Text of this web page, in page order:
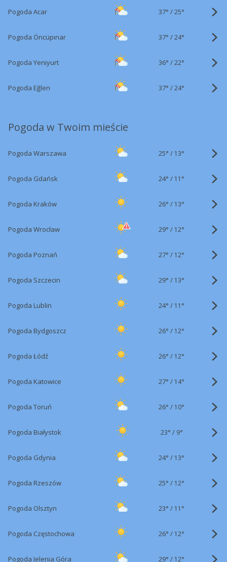
Pogoda Acar 37° /25°
Pogoda Öncüpınar 37° /24°
Pogoda Yeniyurt 36° /22°
Pogoda Eğlen 37° /24°
Pogoda w Twoim mieście
Pogoda Warszawa 25° / 13°
Pogoda Gdańsk 24° / 11°
Pogoda Kraków 26° / 13°
Pogoda Wrocław 29° / 12°
Pogoda Poznań 27° / 12°
Pogoda Szczecin 29° / 13°
Pogoda Lublin 24° / 11°
Pogoda Bydgoszcz 26° / 12°
Pogoda Łódź 26° / 12°
Pogoda Katowice 27° / 14°
Pogoda Toruń 26° / 10°
Pogoda Białystok 23° / 9°
Pogoda Gdynia 24° / 13°
Pogoda Rzeszów 25° / 12°
Pogoda Olsztyn 23° / 11°
Pogoda Częstochowa 26° / 12°
Pogoda Jelenia Góra 29° / 12°